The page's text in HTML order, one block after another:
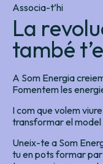
Associa-t’hi
La
també
A Som Energia
Fomentem les
I com que volem
transformar el
Uneix-te a Som
tu en pots formar